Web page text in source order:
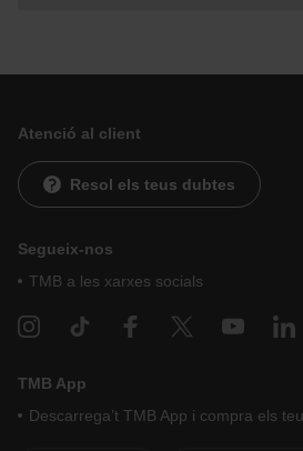
Atenció al client
Resol els teus dubtes
Segueix-nos
TMB a les xarxes socials
TMB App
Descarrega’t TMB App i compra els